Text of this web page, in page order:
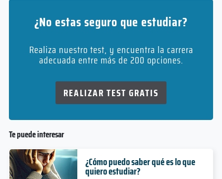
¿No estas seguro que estudiar?
Realiza nuestro test, y encuentra la carrera
adecuada entre más de 200 opciones.
REALIZAR TEST GRATIS
Te puede interesar
¿Cómo puedo saber qué es lo que
quiero estudiar?